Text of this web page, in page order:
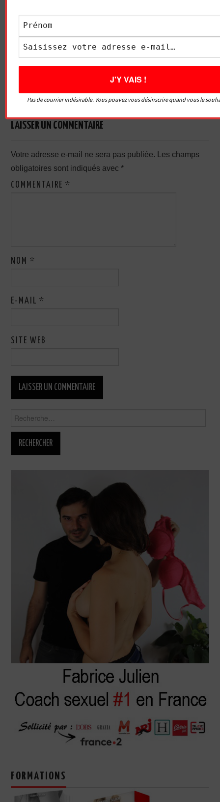
Navigation
TECHNIQUE POUR BIEN
PÉNÉTRATION ?
LES RISQUES QUE VOUS
AN
LAISSER UN COMMENTAIRE
Votre adresse e-mail ne sera pas publiée.
Les champs
obligatoires sont indiqués avec*
COMMENTAIRE*
NOM*
E-MAIL*
SITE WEB
FORMATIONS
Pas de courrier indésirable. Vous pouvez vous désinscrire quand vous le